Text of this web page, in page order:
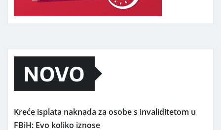
NOVO
Kreće isplata naknada za osobe s invaliditetom u
FBiH: Evo koliko iznose